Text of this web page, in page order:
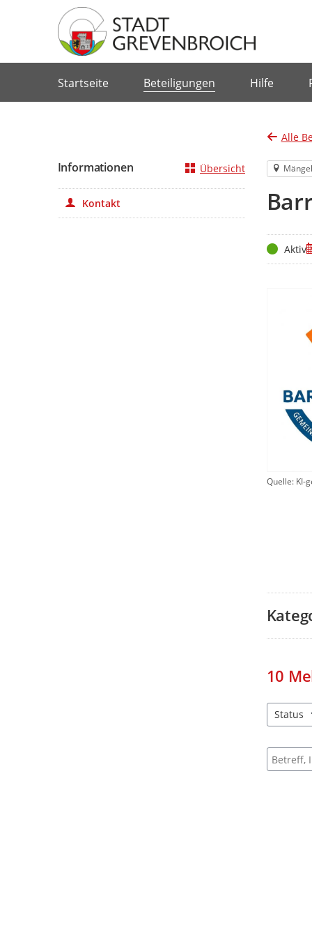
Startseite Beteiligungen Hilfe
Alle
StatusAktiv
Quelle: KI-
10
Status
Suche
Informationen Übersicht
Kontakt